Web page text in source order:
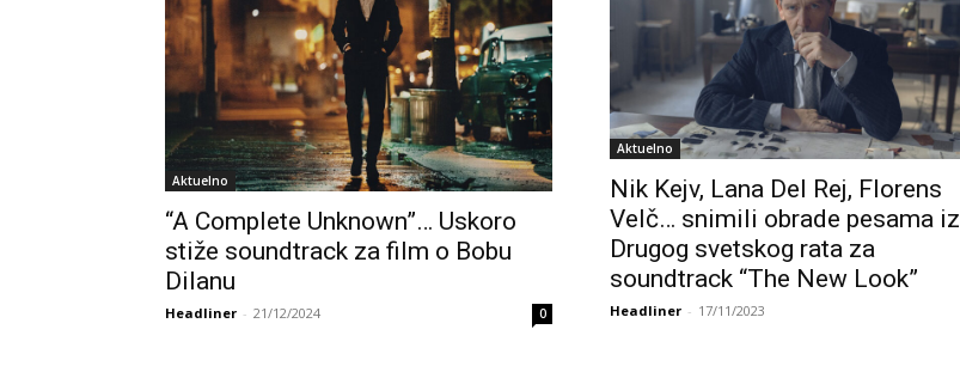
Aktuelno
“A Complete Unknown”… Uskoro
stiže soundtrack za film o Bobu
Dilanu
Headliner - 21/12/2024 0
Aktuelno
Nik Kejv, Lana Del Rej, Florens
Velč… snimili obrade pesama iz
Drugog svetskog rata za
soundtrack “The New Look”
Headliner - 17/11/2023